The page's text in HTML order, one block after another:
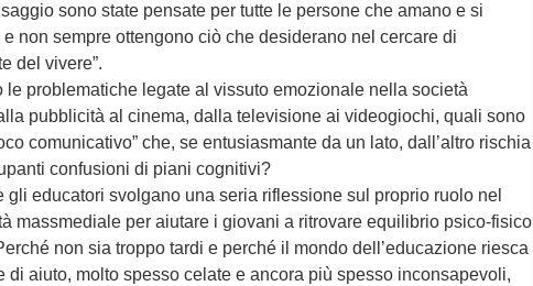
sono state pensate per tutte le persone che amano e si
non sempre ottengono ciò che desiderano nel cercare di
del vivere”.
le problematiche legate al vissuto emozionale nella società
pubblicità al cinema, dalla televisione ai videogiochi, quali sono
comunicativo” che, se entusiasmante da un lato, dall’altro rischia
confusioni di piani cognitivi?
gli educatori svolgano una seria riflessione sul proprio ruolo nel
massmediale per aiutare i giovani a ritrovare equilibrio psico-fisico
non sia troppo tardi e perché il mondo dell’educazione riesca
di aiuto, molto spesso celate e ancora più spesso inconsapevoli,